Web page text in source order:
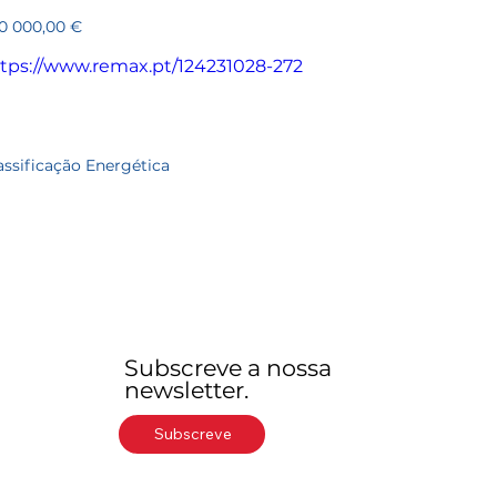
000,00 €
www.remax.pt/124231028-272
Energética
Subscreve a nossa
newsletter.
Subscreve